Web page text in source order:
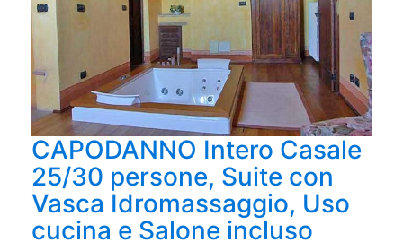
CAPODANNO Intero Casale
25/30 persone, Suite con
Vasca Idromassaggio, Uso
cucina e Salone incluso